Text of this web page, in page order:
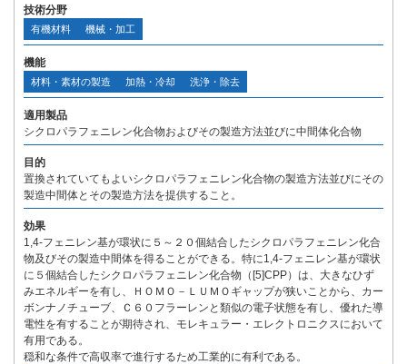
技術分野
有機材料 機械・加工
機能
材料・素材の製造 加熱・冷却 洗浄・除去
適用製品
シクロパラフェニレン化合物およびその製造方法並びに中間体化合物
目的
置換されていてもよいシクロパラフェニレン化合物の製造方法並びにその
製造中間体とその製造方法を提供すること。
効果
1,4-フェニレン基が環状に５～２０個結合したシクロパラフェニレン化合
物及びその製造中間体を得ることができる。特に1,4-フェニレン基が環状
に５個結合したシクロパラフェニレン化合物（[5]CPP）は、大きなひず
みエネルギーを有し、ＨＯＭＯ－ＬＵＭＯギャップが狭いことから、カー
ボンナノチューブ、Ｃ６０フラーレンと類似の電子状態を有し、優れた導
電性を有することが期待され、モレキュラー・エレクトロニクスにおいて
有用である。
穏和な条件で高収率で進行するため工業的に有利である。